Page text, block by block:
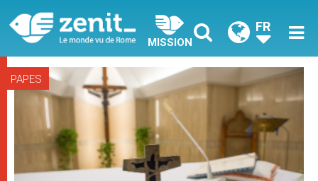
MISSION
FR
PAPES